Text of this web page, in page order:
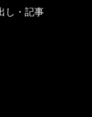
し・記事